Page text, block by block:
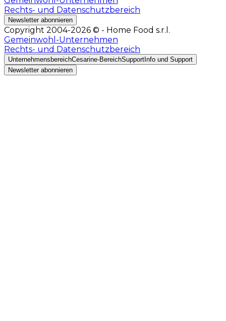
Rechts- und Datenschutzbereich
Newsletter abonnieren
Copyright 2004-2026 © - Home Food s.r.l.
Gemeinwohl-Unternehmen
Rechts- und Datenschutzbereich
UnternehmensbereichCesarine-BereichSupport Info und Support
Newsletter abonnieren